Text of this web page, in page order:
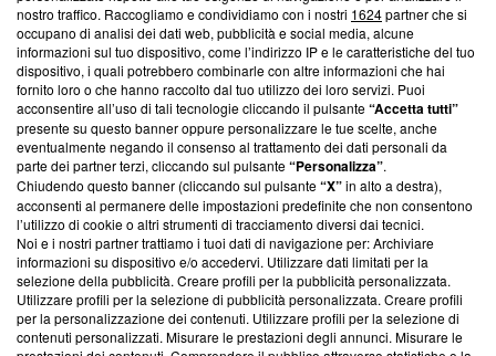
News, sui nostri processi editoriali e su come ci impegniamo a
creare news di qualità. Inoltre, afferma la nostra aderenza a
‘Trust Project - News with Integrity’Blasting News non è
ancora membro del programma, ma ha richiesto di farne
parte; Trust Project non ha ancora effettuato una verifica di
conformità agli standard.
Su di noi
Team editoriale
Corporate
Redazione
Informativa Privacy
nostro traffico. Raccogliamo e condividiamo con i nostri 1624partner che si
occupano di analisi dei dati web, pubblicità e social media, alcune
informazioni sul tuo dispositivo, come l’indirizzo IP e le caratteristiche del tuo
dispositivo, i quali potrebbero combinarle con altre informazioni che hai
fornito loro o che hanno raccolto dal tuo utilizzo dei loro servizi. Puoi
acconsentire all’uso di tali tecnologie cliccando il pulsante“Accetta tutti”
presente su questo banner oppure personalizzare le tue scelte, anche
eventualmente negando il consenso al trattamento dei dati personali da
parte dei partner terzi, cliccando sul pulsante“Personalizza”.
Chiudendo questo banner (cliccando sul pulsante“X”in alto a destra),
acconsenti al permanere delle impostazioni predefinite che non consentono
l’utilizzo di cookie o altri strumenti di tracciamento diversi dai tecnici.
Noi e i nostri partner trattiamo i tuoi dati di navigazione per: Archiviare
informazioni su dispositivo e/o accedervi. Utilizzare dati limitati per la
selezione della pubblicità. Creare profili per la pubblicità personalizzata.
Utilizzare profili per la selezione di pubblicità personalizzata. Creare profili
per la personalizzazione dei contenuti. Utilizzare profili per la selezione di
contenuti personalizzati. Misurare le prestazioni degli annunci. Misurare le